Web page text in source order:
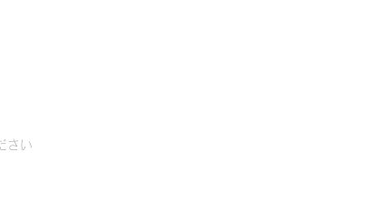
さい